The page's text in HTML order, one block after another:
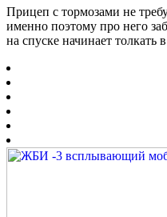
Прицеп с тормозами не
именно поэтому про него
на спуске начинает толкать